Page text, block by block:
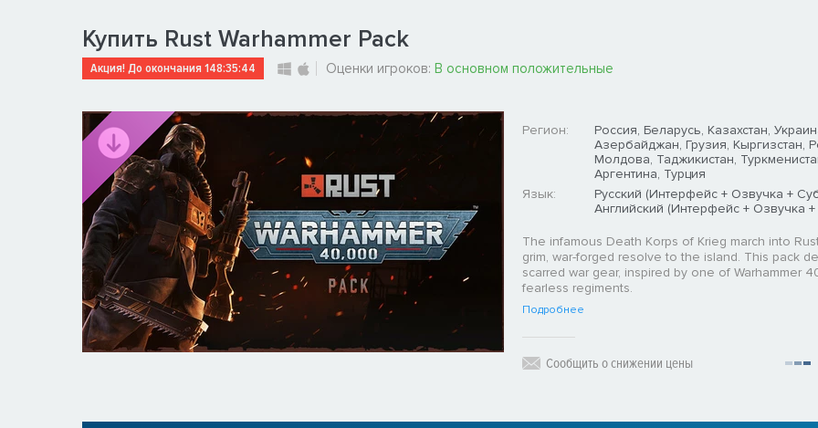
Купить Rust Warhammer Pack
Акция! До окончания148:35:43 Оценки игроков: В основном положительные
Регион:
Россия, Беларусь, Казахстан,
Азербайджан, Грузия, Кыргизстан,
Молдова, Таджикистан,
Аргентина, Турция
Язык:
Русский (Интерфейс + Озвучка +
Английский (Интерфейс + Озвучка +
The infamous Death Korps of Krieg march into
grim, war-forged resolve to the island. This pack
scarred war gear, inspired by one of Warhammer
fearless regiments.
Подробнее
Сообщить о снижении цены